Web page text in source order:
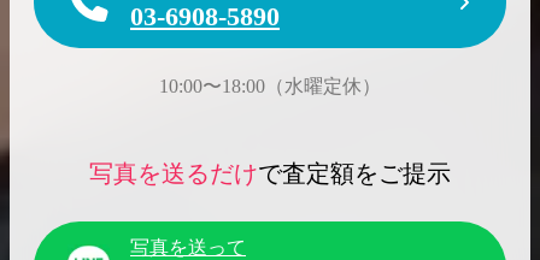
03-6908-5890
10:00〜18:00（水曜定休）
写真を送るだけで査定額をご提示
写真を送って